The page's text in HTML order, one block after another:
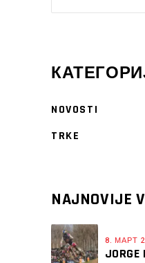
NOVOSTI
TRKE
NAJNOVIJE
8. МАРТ
JORGE